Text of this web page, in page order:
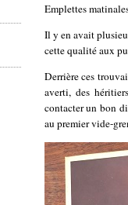
Emplettes
Il y en avait
cette qualité aux
Derrière ces
averti, des
contacter un bon
au premier vide-